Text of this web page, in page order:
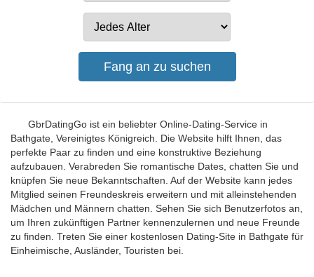
GbrDatingGo ist ein beliebter Online-Dating-Service in
Bathgate, Vereinigtes Königreich. Die Website hilft Ihnen, das
perfekte Paar zu finden und eine konstruktive Beziehung
aufzubauen. Verabreden Sie romantische Dates, chatten Sie und
knüpfen Sie neue Bekanntschaften. Auf der Website kann jedes
Mitglied seinen Freundeskreis erweitern und mit alleinstehenden
Mädchen und Männern chatten. Sehen Sie sich Benutzerfotos an,
um Ihren zukünftigen Partner kennenzulernen und neue Freunde
zu finden. Treten Sie einer kostenlosen Dating-Site in Bathgate für
Einheimische, Ausländer, Touristen bei.